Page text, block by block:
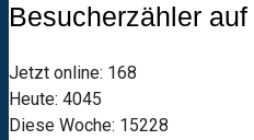
Besucherzähler
Jetzt online: 168
Heute: 4045
Diese Woche: 15228